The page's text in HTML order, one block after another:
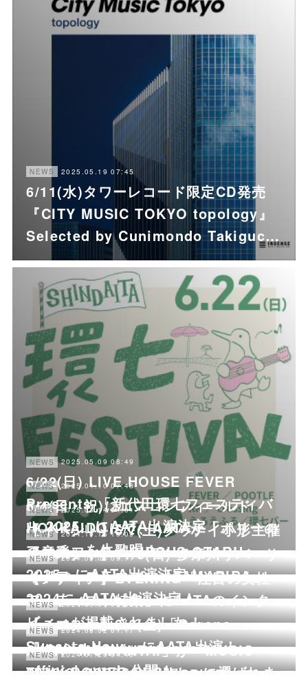
NEWS 2025.05.19 07:45
6/11(水)タワーレコード限定CD発売
『CITY MUSIC TOKYO topology』
Selected by Cunimondo Takiguc…
NEWS 2025.05.09 08:49
6/22(日) LIVE HOUSE FEVER
Presents 「新代田環七フェスティバ
ル 2025」にAATA出演決定！
NEWS 2025.04.10 07:48
5/4(日・祝)にエスコンフィールド
HOKKAIDOにて、AATAが「ポリーの
マーチ」を生歌唱！
NEWS 2025.03.14 04:01
【イベント】6/7(土)グッナイ小形主催
の音楽フェス「CIRCUS OTARU
2025」にAATA出演決定！
NEWS 2024.10.16 10:09
【イベント】11/3(日) 多摩川リバーサ
イドフェスティバル「TAMARIBA」
2024に AATA 出演決定！
NEWS 2024.09.03 09:11
【メディア】EVENING「注目の女性
アーティスト特集」にAATAのインタ
ビューが掲載されました！
NEWS 2024.09.01 06:01
【イベント】9/6(金)「Corona
Sunsets Hour」にAATA出演！
NEWS 2024.08.16 08:24
『be in bloom』release tour
official goods公開！
NEWS 2024.08.02 01:17
AATA「MOMANTAI」が『MUSIC
NEWS 2024.07.20 04:40